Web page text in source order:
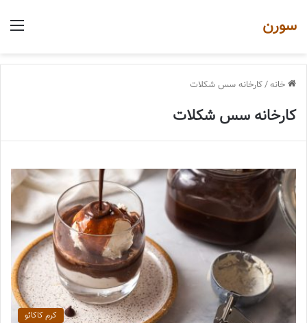
سورن
خانه/کارخانه سس شکلات
کارخانه سس شکلات
کرم کاکائو